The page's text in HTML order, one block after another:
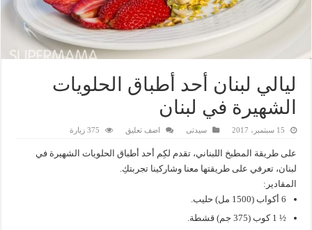
ليالي لبنان أحد أطباق الحلويات
الشهيرة في لبنان
15 سبتمبر، 2017 سيدتى اضف تعليق 375 زيارة
على طريقة المطبخ اللبناني، تقدم لكِم أحد أطباق الحلويات الشهيرة في
لبنان، تعرفي على طريقتها معنا وشاركينا تجربتكِ.
المقادير:
6 أكواب (1500 مل) حليب.
½ 1 كوب (375 جم) قشطة.